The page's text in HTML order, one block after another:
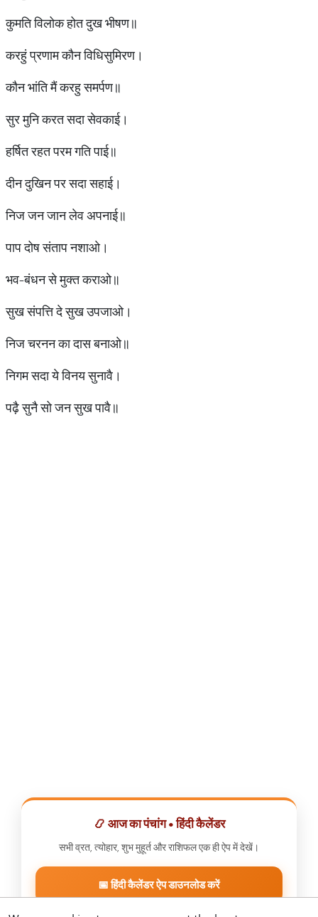
कुमति विलोक होत दुख भीषण॥
करहुं प्रणाम कौन विधिसुमिरण।
कौन भांति मैं करहु समर्पण॥
सुर मुनि करत सदा सेवकाई।
हर्षित रहत परम गति पाई॥
दीन दुखिन पर सदा सहाई।
निज जन जान लेव अपनाई॥
पाप दोष संताप नशाओ।
भव-बंधन से मुक्त कराओ॥
सुख संपत्ति दे सुख उपजाओ।
निज चरनन का दास बनाओ॥
निगम सदा ये विनय सुनावै।
पढ़ै सुनै सो जन सुख पावै॥
📿 आज का पंचांग • हिंदी कैलेंडर
सभी व्रत, त्योहार, शुभ मुहूर्त और राशिफल एक ही ऐप में देखें।
📅 हिंदी कैलेंडर ऐप डाउनलोड करें